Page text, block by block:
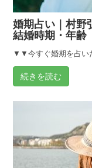
婚期占い｜村野
結婚時期・年齢
▼▼今すぐ婚期を占
続きを読む